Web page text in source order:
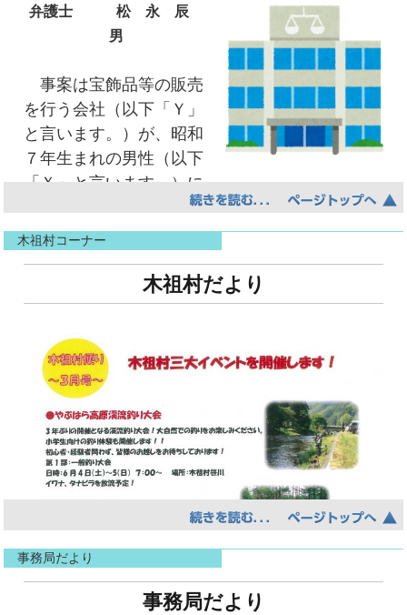
応えるため組合員間の連携を深めて、しっかり
負託に応えていきます。より一層お客さま、地
元のため名水協として上下水道局のご指導をい
ただきながら責任を果たして参る所存です。
様々な取り組みを実施しているところですが、
いかなる状況においても、最も重要なライフラ
インである上下水道サービスを途切れさせるこ
とはできません。貴組合には、現在でも上下水
道局事業の一翼を担っていただいております
が、ますますのお力添えをいただき、感染症禍
においても市民、お客さまが少しでも安心して
生活できるよう、安全で安定した名古屋の上下
水道の運営に寄与していただければ大変ありが
たく存じます。
今後とも、本市上下水道事業のパートナーと
して、ご支援、ご協力を賜りますようよろしく
定量必要です。心身ともに適応するまでの間は
負荷の高いことが多く、そのため、＜不安＞を
感じることは当然の感情だと思います。では、
一方の＜ワクワク＞する気持ちは何故訪れるの
でしょう。私なりに理由を考えてみました。
≪現状からの解放≫
大なり小なり、現状にストレスを抱えながら
日々業務と対峙しているため、そこから解放さ
れる気持ち
今までの体験から新しい環境に対して、新しい
人間関係が生まれたことや、自身が成長するこ
改めて文字にしてみると「なるほど」と思い
ましたが、潜在的に未知なる新たな環境に対し
て、漠然とした希望を抱き、毎年、新年度に何
かしら期待していることに気づきました。
４月からスタートする「年度」は、人の「出
会い」と「別れ」に対して、同時期の季節を象
徴する桜が華やかに咲き、儚くも散る様子がシ
ンクロし、情緒的であり美しい文化だと思いま
が実施され従来の働き方が変化しつつあります
車、電気自動車になっている可能性も全くない
わけではない。ましてや、自動車メーカー以外
の車だらけになっているかもしれない。果たし
て水道インフラは全く変わらずにこのままの状
態でいくのだろうか。
自立制御された水再生処理プラント企画で、
ＡＩを用いた水処理技術によってシャワー水を
その場で再生処理し循環させて使うことで、約
98％以上の節水を実現するシステムが現状ある
らしい。長野県の台風19号の災害地の避難所
で、45日間入浴サービスを行って、約9000人以
上にシャワーを提供した事例もあるみたいだ。
インフラの整備が間に合わなくなる未来を予測
して開発されている。未来の水道はどう変わる
のか想像してみる。水素は簡単に作れる時代で
ある。その原子に酸素原子を2個足すと水になる
はずである。科学反応による水の作成や空気中
からの水の搾取ができる時代がくるかもしれな
い。使用後の水も、排水前に水分を除去して粉
末にし、地下粉末シューターに捨てる。粉末回
収業者によりリサイクルされる。こんな時代は
こないだろうか。それどころか、今と全く違う
家に住んでいるかもしれない。空中浮遊建築
物。移動式マイホーム。このような世界は想像
ではあるが、はたして本当に来ないのであろう
今回からは、地震に遭遇した人の体験・手
記等の記録から地震による被害
の実態を見ていきたいと思います。
報告書は、戦争末期の当時の状況について以
下のように述べています。
１ 就寝時の備え
「1944（昭和19）年12月13日に名古屋の
軍需工場がＢ29による爆撃を受け
るようになると、空襲への備えが一層強化さ
三河地震の前日の夜も、「枕もとに防空頭巾
をおき、モンペをはいて寝てい
尾市下永良町で被災）というよ
うに、脱出、避難が容易になるような準備が
多くの家庭でなされていた。な
かには、「枕もとには防空頭巾のほか、救急
袋（下着、水筒、カンパンなど）
を置いておいた」（女性・1929（昭和４）年
生まれ・現安城市桜井町で被災）
というものもあった。
さらに、約１か月前の東南海地震の経験か
ら、「夜寝るときには防空頭巾
を枕もとに置き、足袋をポケットに入れてい
弁護士 松 永 辰
男
事案は宝飾品等の販売
を行う会社（以下「Ｙ」
と言います。）が、昭和
７年生まれの男性（以下
「Ｘ」と言います。）に
対し平成２１年２月から平成２８年３月までの
７年間に１７４回にわたり宝飾品等の販売取引
に及び、支払代金の総額は５４９２万９４９０
円に及んだというものでして、販売の対象とな
れる分量を著しく超えた過大な取引であったか
どうか、そうであったとしても、そのことをＹ
における販売を担当した従業員が認識していた
かどうかによるところ、Ｙの販売担当者であっ
たＣは、４０年来のＸの知人であり、Ｘは、Ｃ
が平成１４年にＹのＢ店における販売担当者と
なった頃からＢ店に通うようになり、Ｃは、Ｘ
がＢ店で購入した物を最終的に確認していたこ
と、Ｘは平成２１年頃からはほぼ毎日のように
と、ＣはＸの家族関係を知っており、平成２１
木祖村コーナー
木祖村だより
事務局だより
事務局だより